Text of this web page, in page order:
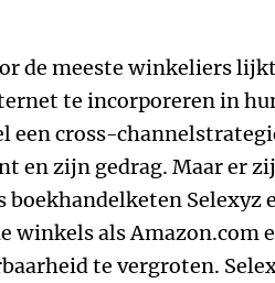
de meeste winkeliers
te incorporeren in
een cross-
en zijn gedrag. Maar er
boekhandelketen Selexyz
winkels als Amazon.com
te vergroten.